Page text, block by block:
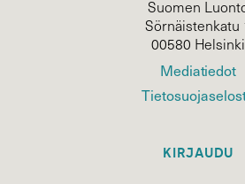
Suomen
Sörnäistenkatu
00580 Helsinki
Mediatiedot
KIRJAUDU